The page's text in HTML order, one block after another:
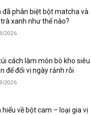
đã phân biệt bột matcha và
xanh như thế nào?
2026
cách làm món bò kho siêu
để đổi vị ngày rảnh rỗi
2026
hiểu về bột cam – loại gia vị